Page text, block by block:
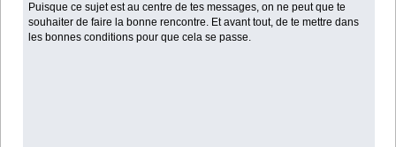
Puisque ce sujet est au centre de tes messages, on ne peut que te
souhaiter de faire la bonne rencontre. Et avant tout, de te mettre dans
les bonnes conditions pour que cela se passe.